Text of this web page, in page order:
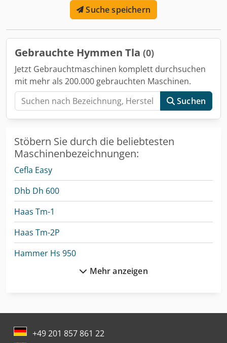
Suche speichern
Gebrauchte Hymmen Tla (0)
Jetzt Gebrauchtmaschinen komplett durchsuchen
mit mehr als 200.000 gebrauchten Maschinen.
Suchen
Stöbern Sie durch die beliebtesten
Maschinenbezeichnungen:
Cefla Easy
Dhb Dh 600
Haas Tm-1
Haas Tm-2P
Hammer Hs 950
Hapfo Drechselbank
Hobelbank Ulmia
Hofmann Tfs 107
Mehr anzeigen
+49 201 857 861 22